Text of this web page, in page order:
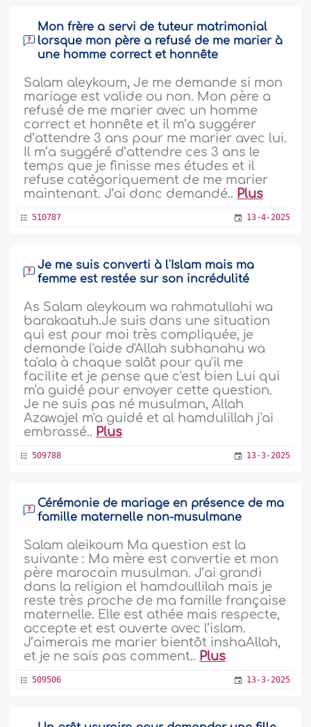
Mon frère a servi de tuteur matrimonial
lorsque mon père a refusé de me marier à
une homme correct et honnête
Salam aleykoum, Je me demande si mon
mariage est valide ou non. Mon père a
refusé de me marier avec un homme
correct et honnête et il m’a suggérer
d’attendre 3 ans pour me marier avec lui.
Il m’a suggéré d’attendre ces 3 ans le
temps que je finisse mes études et il
refuse catégoriquement de me marier
maintenant. J’ai donc demandé.. Plus
510787 13-4-2025
Je me suis converti à l'Islam mais ma
femme est restée sur son incrédulité
As Salam aleykoum wa rahmatullahi wa
barakaatuh.Je suis dans une situation
qui est pour moi très compliquée, je
demande l'aide d'Allah subhanahu wa
ta'ala à chaque salât pour qu'il me
facilite et je pense que c'est bien Lui qui
m'a guidé pour envoyer cette question.
Je ne suis pas né musulman, Allah
Azawajel m'a guidé et al hamdulillah j'ai
embrassé.. Plus
509788 13-3-2025
Cérémonie de mariage en présence de ma
famille maternelle non-musulmane
Salam aleikoum Ma question est la
suivante : Ma mère est convertie et mon
père marocain musulman. J’ai grandi
dans la religion el hamdoullilah mais je
reste très proche de ma famille française
maternelle. Elle est athée mais respecte,
accepte et est ouverte avec l’islam.
J’aimerais me marier bientôt inshaAllah,
et je ne sais pas comment.. Plus
509506 13-3-2025